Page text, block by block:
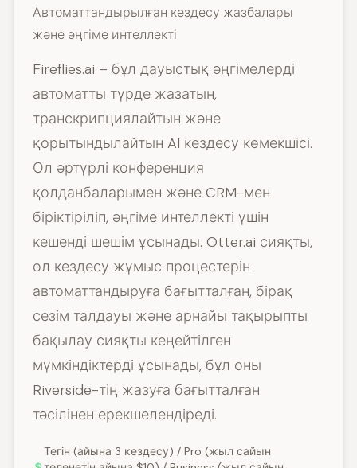
Автоматтандырылған кездесу жазбалары
және әңгіме интеллекті
Fireflies.ai – бұл дауыстық әңгімелерді
автоматты түрде жазатын,
транскрипциялайтын және
қорытындылайтын AI кездесу көмекшісі.
Ол әртүрлі конференция
қолданбаларымен және CRM-мен
біріктіріліп, әңгіме интеллекті үшін
кешенді шешім ұсынады. Otter.ai сияқты,
ол кездесу жұмыс процестерін
автоматтандыруға бағытталған, бірақ
сезім талдауы және арнайы тақырыпты
бақылау сияқты кеңейтілген
мүмкіндіктерді ұсынады, бұл оны
Riverside-тің жазуға бағытталған
тәсілінен ерекшелендіреді.
Тегін (айына 3 кездесу) / Pro (жыл сайын